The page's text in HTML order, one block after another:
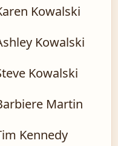
Kowalski
Kowalski
Kowalski
Martin
Kennedy